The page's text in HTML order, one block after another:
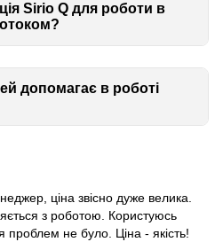
Sirio Q для роботи в
допомагає в роботі
ціна звісно дуже велика.
з роботою. Користуюсь
проблем не було. Ціна - якість!